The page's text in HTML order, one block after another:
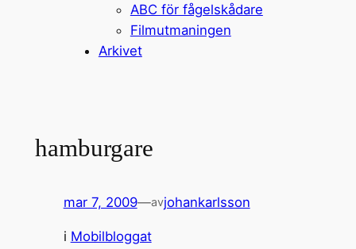
ABC för fågelskådare
Filmutmaningen
Arkivet
hamburgare
mar 7, 2009—avjohankarlsson
i Mobilbloggat